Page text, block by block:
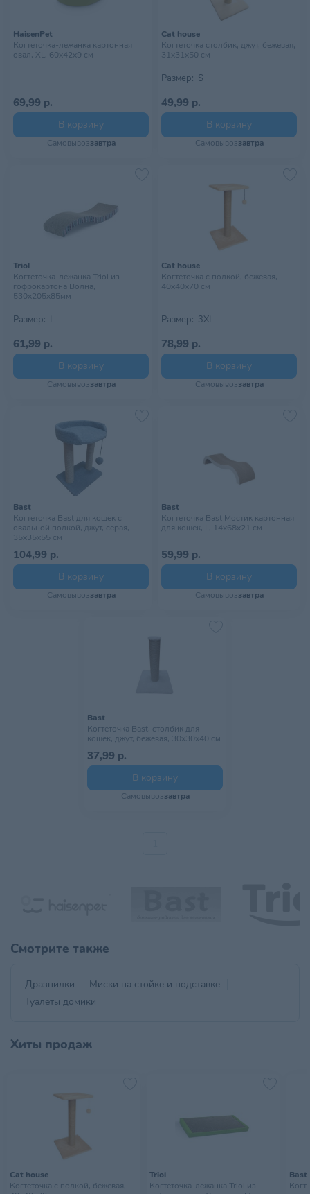
HaisenPet
Когтеточка-лежанка картонная
овал, XL, 60х42х9 см
69,99 р.
В корзину
Самовывоззавтра
Cat house
Когтеточка столбик, джут, бежевая,
31х31х50 см
Размер: S
49,99 р.
В корзину
Самовывоззавтра
Triol
Когтеточка-лежанка Triol из
гофрокартона Волна,
530х205х85мм
Размер: L
61,99 р.
В корзину
Самовывоззавтра
Cat house
Когтеточка с полкой, бежевая,
40х40х70 см
Размер: 3XL
78,99 р.
В корзину
Самовывоззавтра
Bast
Когтеточка Bast для кошек с
овальной полкой, джут, серая,
35х35х55 см
104,99 р.
В корзину
Самовывоззавтра
Bast
Когтеточка Bast Мостик картонная
для кошек, L, 14х68х21 см
59,99 р.
В корзину
Самовывоззавтра
Bast
Когтеточка Bast, столбик для
кошек, джут, бежевая, 30х30х40 см
37,99 р.
В корзину
Самовывоззавтра
Смотрите также
Дразнилки
Миски на стойке и подставке
Туалеты домики
Хиты продаж
Cat house
Когтеточка с полкой, бежевая,
Triol
Когтеточка-лежанка Triol из
Bast